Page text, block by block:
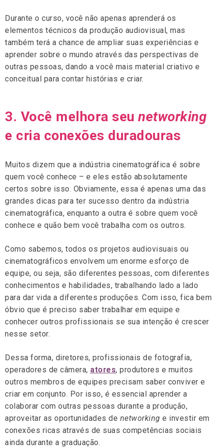
Durante o curso, você não apenas aprenderá os
elementos técnicos da produção audiovisual, mas
também terá a chance de ampliar suas experiências e
aprender sobre o mundo através das perspectivas de
outras pessoas, dando a você mais material criativo e
conceitual para contar histórias e criar.
3. Você melhora seu networking
e cria conexões duradouras
Muitos dizem que a indústria cinematográfica é sobre
quem você conhece – e eles estão absolutamente
certos sobre isso. Obviamente, essa é apenas uma das
grandes dicas para ter sucesso dentro da indústria
cinematográfica, enquanto a outra é sobre quem você
conhece e quão bem você trabalha com os outros.
Como sabemos, todos os projetos audiovisuais ou
cinematográficos envolvem um enorme esforço de
equipe, ou seja, são diferentes pessoas, com diferentes
conhecimentos e habilidades, trabalhando lado a lado
para dar vida a diferentes produções. Com isso, fica bem
óbvio que é preciso saber trabalhar em equipe e
conhecer outros profissionais se sua intenção é crescer
nesse setor.
Dessa forma, diretores, profissionais de fotografia,
operadores de câmera, atores, produtores e muitos
outros membros de equipes precisam saber conviver e
criar em conjunto. Por isso, é essencial aprender a
colaborar com outras pessoas durante a produção,
aproveitar as oportunidades de networking e investir em
conexões ricas através de suas competências sociais
ainda durante a graduação.